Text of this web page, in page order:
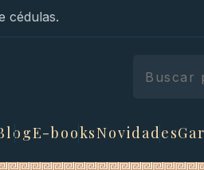
cédulas.
E-booksNovidades